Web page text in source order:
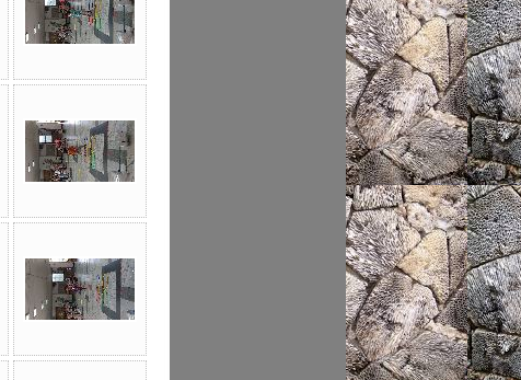
詐騙5所不在
當危機來臨時
網路守護天使